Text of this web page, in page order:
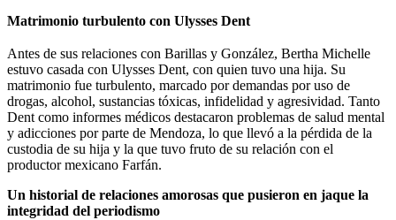
Matrimonio turbulento con Ulysses Dent
Antes de sus relaciones con Barillas y González, Bertha Michelle
estuvo casada con Ulysses Dent, con quien tuvo una hija. Su
matrimonio fue turbulento, marcado por demandas por uso de
drogas, alcohol, sustancias tóxicas, infidelidad y agresividad. Tanto
Dent como informes médicos destacaron problemas de salud mental
y adicciones por parte de Mendoza, lo que llevó a la pérdida de la
custodia de su hija y la que tuvo fruto de su relación con el
productor mexicano Farfán.
Un historial de relaciones amorosas que pusieron en jaque la
integridad del periodismo